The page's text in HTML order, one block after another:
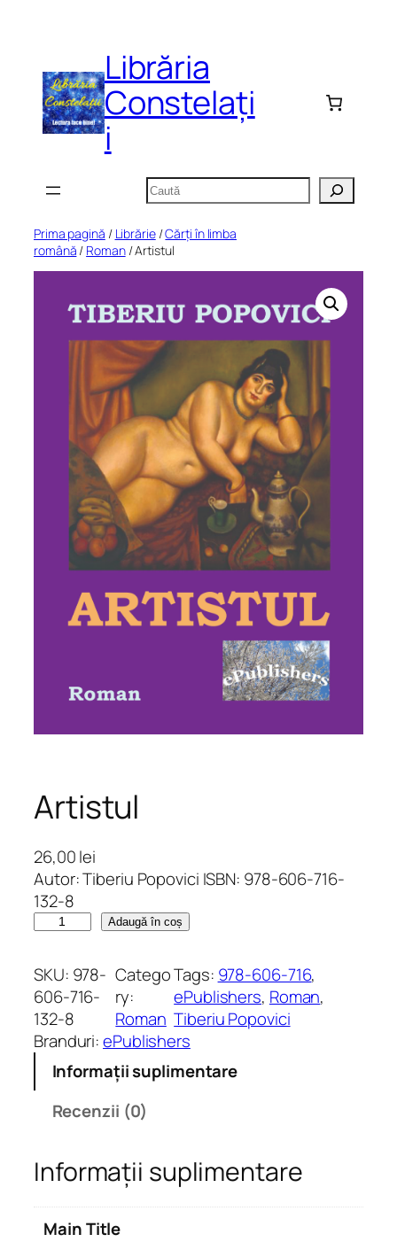
Librăria
Constelați
i
Caută
Prima pagină / Librărie/Cărți în limba
română / Roman/ Artistul
Artistul
26,00lei
Autor: Tiberiu Popovici ISBN: 978-606-716-
132-8
n
t
i
t
a
t
i
s
Adaugă în coș
SKU: 978-
606-716-
132-8
Catego
ry:
Roman
Tags: 978-606-716
ePublishers, Roman
Tiberiu Popovici
Branduri:ePublishers
Informații suplimentare
Recenzii (0)
Informații suplimentare
Main Title